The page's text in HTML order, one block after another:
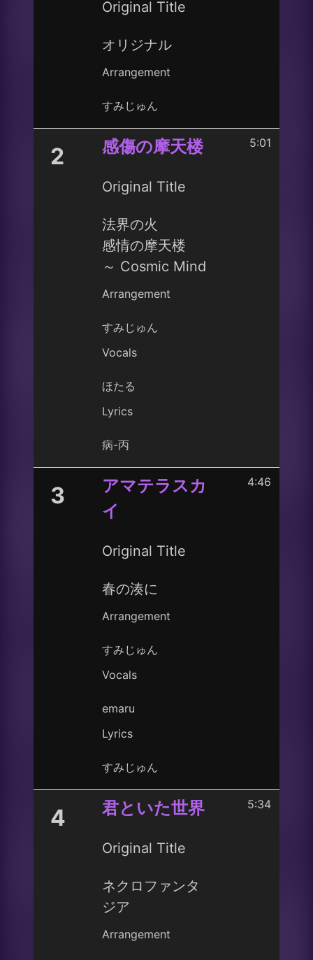
Original Title
オリジナル
Arrangement
すみじゅん
2 感傷の摩天楼
Original Title
法界の火
感情の摩天楼
～ Cosmic Mind
Arrangement
すみじゅん
Vocals
ほたる
Lyrics
病-丙
5:01
3
アマテラスカ
イ
Original Title
春の湊に
Arrangement
すみじゅん
Vocals
emaru
Lyrics
すみじゅん
4:46
4 君といた世界
Original Title
ネクロファンタ
ジア
Arrangement
5:34